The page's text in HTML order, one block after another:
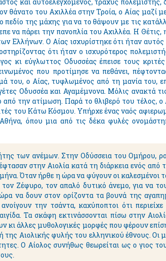
θάνατο του Αχιλλέα στην Τροία, ο Αίας μαζί
της μάχης για να το θάψουν με τις
να πάρει την πανοπλία του Αχιλλέα. Η
Ελλήνων. Ο Αίας ισχυρίστηκε ότι ήταν
ότι ήταν ο ισχυρότερος
κι εύγλωττος Οδυσσέας έπεισε τους
που προτίμησε να πεθάνει,
του, ο Αίας, τυφλωμένος από τη μανία του,
Οδυσσέα και Αγαμέμνονα. Μόλις ανακτά
από την ατίμωση. Παρά το θλιβερό του τέλος,
του Κάτω Κόσμου. Υπήρχε ένας ναός
όπου μια από τις δέκα φυλές
των ανέμων. Στην Οδύσσεια του Ομήρου,
στην Αιολία κατά τη διάρκεια ενός από
Όταν ήρθε η ώρα να φύγουν οι
Ζέφυρο, τον απαλό δυτικό άνεμο, για να
να δουν στον ορίζοντα τα βουνά της
την τσάντα, καχύποπτοι ότι
Τα σκάφη εκτινάσσονται πίσω στην
κι άλλες μυθολογικές μορφές που φέρουν
Αιολικής φυλής του ελληνικού έθνους. Οι
Ο Αίολος συνήθως θεωρείται ως ο γιος